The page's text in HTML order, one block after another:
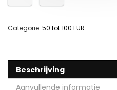
Categorie: 50 tot 100 EUR
Beschrijving
Aanvullende informatie